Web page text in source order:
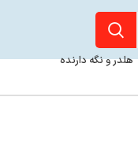
هلدر و نگه دارنده